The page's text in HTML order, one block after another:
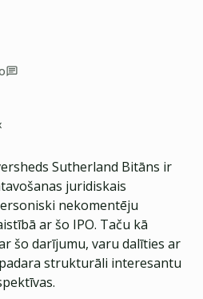
Sutherland Bitāns ir
juridiskais
nekomentēju
ar šo IPO. Taču kā
šo darījumu, varu dalīties ar
strukturāli interesantu